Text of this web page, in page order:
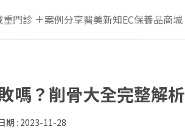
重門診 案例分享醫美新知EC保養品商城
嗎？削骨大全完整解析
2023-11-28